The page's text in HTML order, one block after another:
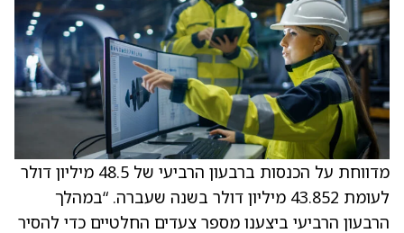
מדווחת על הכנסות ברבעון הרביעי של 48.5 מיליון דולר
לעומת 43.852 מיליון דולר בשנה שעברה. “במהלך
הרבעון הרביעי ביצענו מספר צעדים החלטיים כדי להסיר